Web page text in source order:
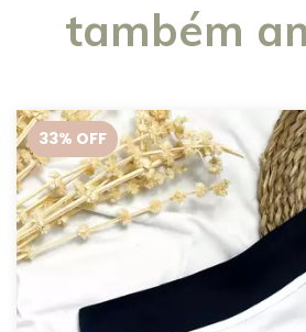
também
33% OFF